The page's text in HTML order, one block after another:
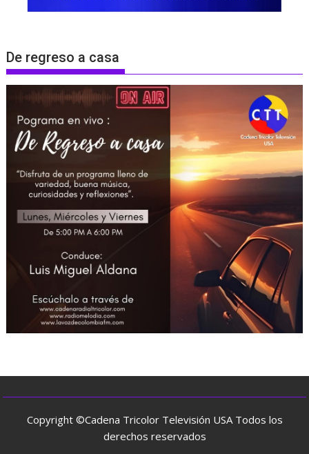
De regreso a casa
Copyright ©Cadena Tricolor Televisión USA Todos los
derechos reservados